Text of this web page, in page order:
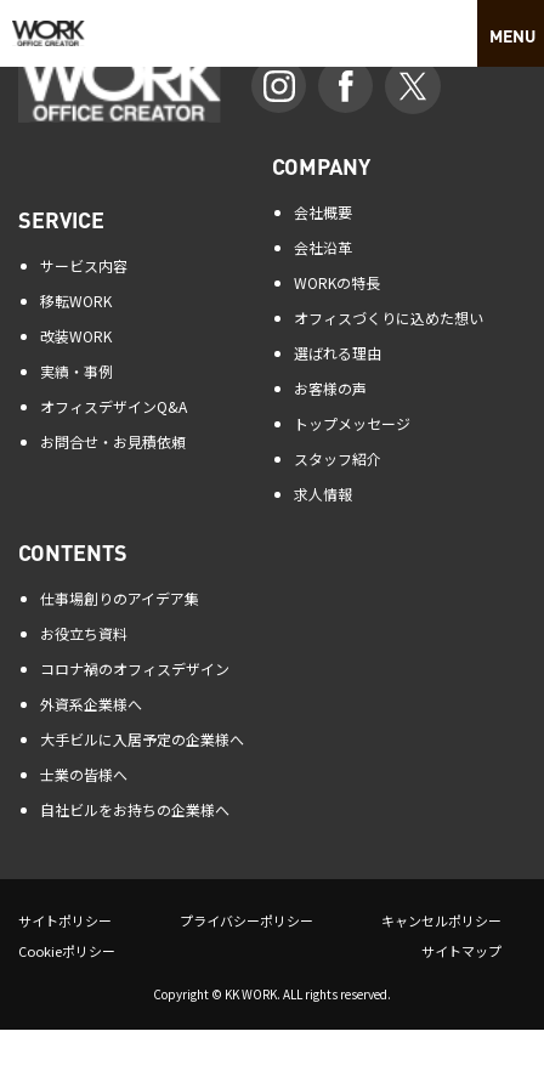
SERVICE
サービス内容
移転WORK
改装WORK
実績・事例
オフィスデザインQ&A
お問合せ・お見積依頼
COMPANY
会社概要
会社沿革
WORKの特長
オフィスづくりに込めた想い
選ばれる理由
お客様の声
トップメッセージ
スタッフ紹介
求人情報
CONTENTS
仕事場創りのアイデア集
お役立ち資料
コロナ禍のオフィスデザイン
外資系企業様へ
大手ビルに入居予定の企業様へ
士業の皆様へ
自社ビルをお持ちの企業様へ
サイトポリシー プライバシーポリシー
キャンセルポリシー
Cookieポリシー
サイトマップ
Copyright © KK WORK. ALL rights reserved.